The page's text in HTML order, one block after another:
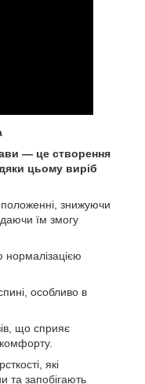
— це створення
цьому виріб
знижуючи
їм змогу
нормалізацією
особливо в
що сприяє
які
та запобігають